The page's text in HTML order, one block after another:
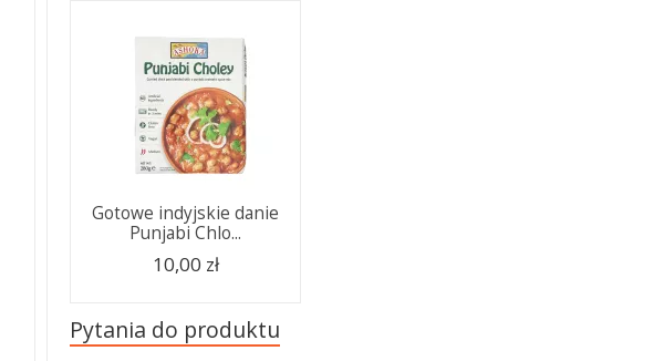
Gotowe indyjskie danie
Punjabi Chlo...
10,00 zł
Pytania do produktu